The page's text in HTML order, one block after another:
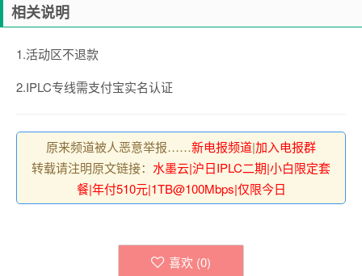
相关说明
1.活动区不退款
2.IPLC专线需支付宝实名认证
原来频道被人恶意举报……新电报频道|加入电报群
转载请注明原文链接： 水墨云|沪日IPLC二期|小白限定套
餐|年付510元|1TB@100Mbps|仅限今日
喜欢 (0)